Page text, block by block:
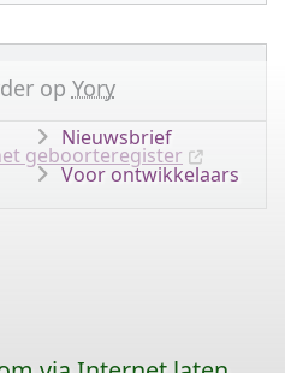
op Yory
geboorteregister
Nieuwsbrief
Voor ontwikkelaars